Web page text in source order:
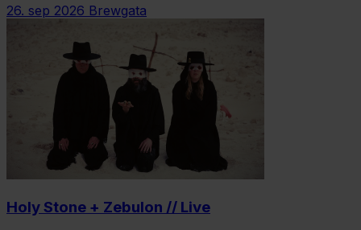
26. sep 2026 Brewgata
Holy Stone + Zebulon // Live